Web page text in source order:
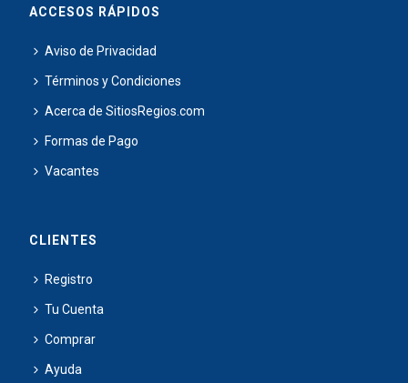
ACCESOS RÁPIDOS
Aviso de Privacidad
Términos y Condiciones
Acerca de SitiosRegios.com
Formas de Pago
Vacantes
CLIENTES
Registro
Tu Cuenta
Comprar
Ayuda